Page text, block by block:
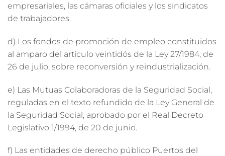
empresariales, las cámaras oficiales y los sindicatos
de trabajadores.
d) Los fondos de promoción de empleo constituidos
al amparo del artículo veintidós de la Ley 27/1984, de
26 de julio, sobre reconversión y reindustrialización.
e) Las Mutuas Colaboradoras de la Seguridad Social,
reguladas en el texto refundido de la Ley General de
la Seguridad Social, aprobado por el Real Decreto
Legislativo 1/1994, de 20 de junio.
f) Las entidades de derecho público Puertos del